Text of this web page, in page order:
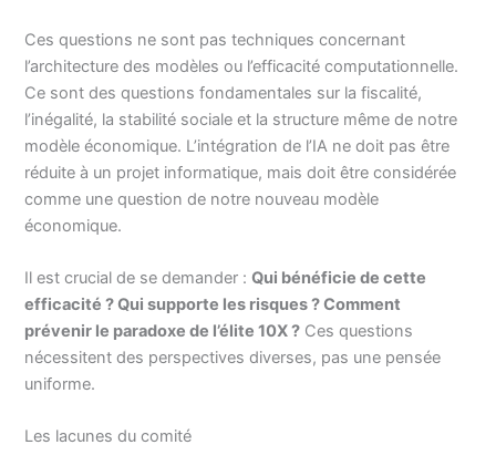
Ces questions ne sont pas techniques concernant
l’architecture des modèles ou l’efficacité computationnelle.
Ce sont des questions fondamentales sur la fiscalité,
l’inégalité, la stabilité sociale et la structure même de notre
modèle économique. L’intégration de l’IA ne doit pas être
réduite à un projet informatique, mais doit être considérée
comme une question de notre nouveau modèle
économique.
Il est crucial de se demander :Qui bénéficie de cette
efficacité ? Qui supporte les risques ? Comment
prévenir le paradoxe de l’élite 10X ? Ces questions
nécessitent des perspectives diverses, pas une pensée
uniforme.
Les lacunes du comité